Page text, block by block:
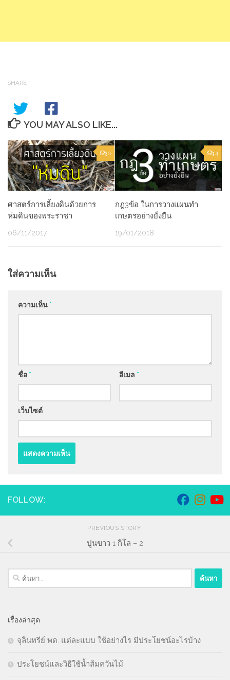
SHARE
YOU MAY ALSO LIKE...
0
ศาสตร์การเลี้ยงดินด้วยการ
ห่มดินของพระราชา
06/11/2017
4
กฎ3ข้อ ในการวางแผนทำ
เกษตรอย่างยั่งยืน
19/01/2018
ใส่ความเห็น
ความเห็น *
ชื่อ * อีเมล *
เว็บไซต์
FOLLOW:
PREVIOUS STORY
ปูนขาว 1 กิโล – 2
ค้นหา
สำหรับ:
เรื่องล่าสุด
จุลินทรีย์ พด. แต่ละแบบ ใช้อย่างไร มีประโยชน์อะไรบ้าง
ประโยชน์และวิธีใช้น้ำส้มควันไม้